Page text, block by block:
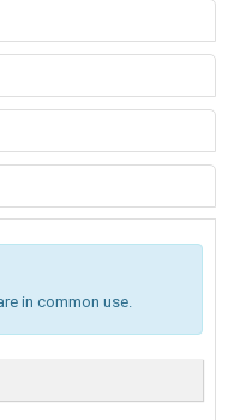
in common use.